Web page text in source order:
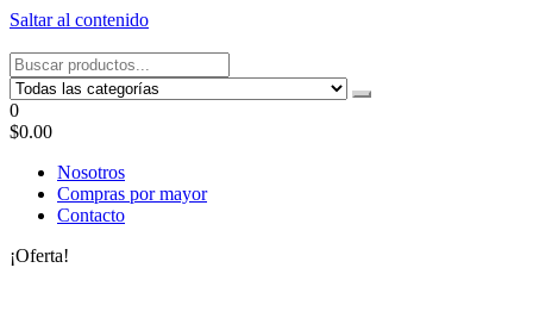
Saltar al contenido
Tel: 22087679 – Cel: 097 822122 – Joaquín Requena 2459
0
$0.00
Nosotros
Compras por mayor
Contacto
¡Oferta!